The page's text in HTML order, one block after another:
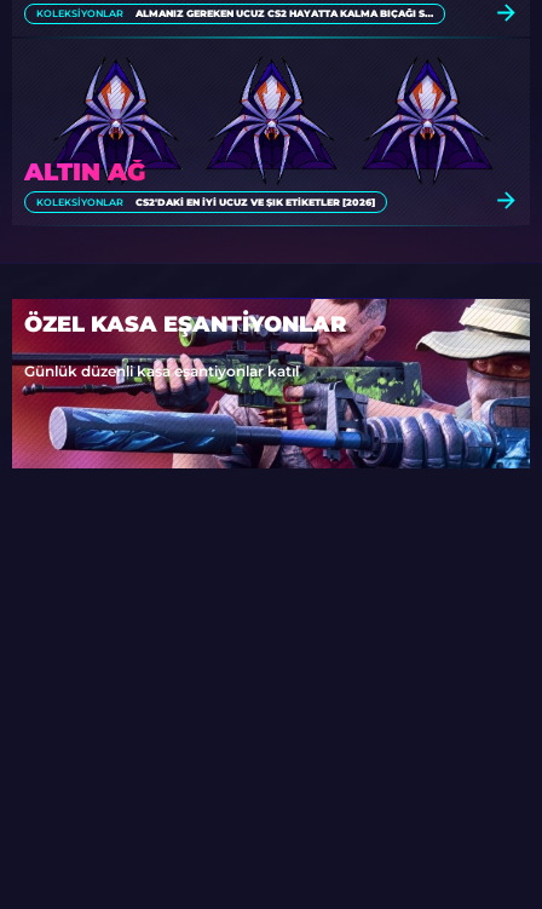
KOLEKSIYONLAR ALMANIZ GEREKEN UCUZ CS2 HAYATTA KALMA BIÇAĞI SKINLERI [2026]
ALTIN AĞ
KOLEKSIYONLAR CS2'DAKI EN İYI UCUZ VE ŞIK ETIKETLER [2026]
ÖZEL KASA EŞANTİYONLAR
Günlük düzenli kasa eşantiyonlar katıl